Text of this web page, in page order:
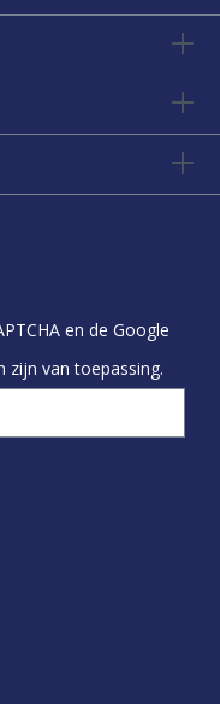
en de Google
zijn van toepassing.